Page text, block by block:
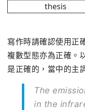
thesis
寫作時請確認使用正
複數型態亦為正確。
是正確的，當中的主
The
in the